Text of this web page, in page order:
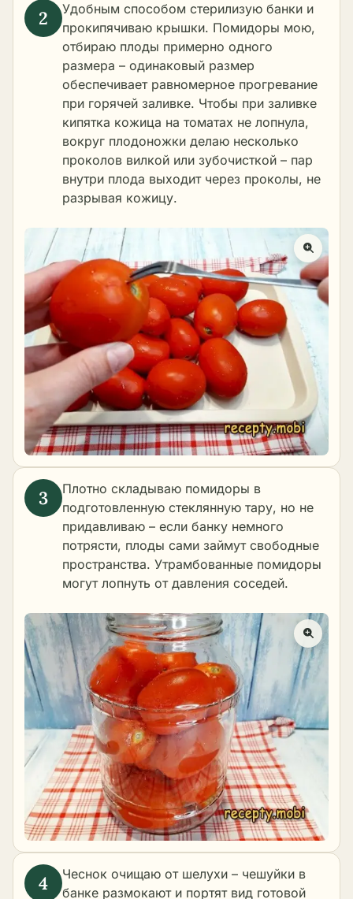
Удобным способом стерилизую банки и
прокипячиваю крышки. Помидоры мою,
отбираю плоды примерно одного
размера – одинаковый размер
обеспечивает равномерное прогревание
при горячей заливке. Чтобы при заливке
кипятка кожица на томатах не лопнула,
вокруг плодоножки делаю несколько
проколов вилкой или зубочисткой – пар
внутри плода выходит через проколы, не
разрывая кожицу.
Плотно складываю помидоры в
подготовленную стеклянную тару, но не
придавливаю – если банку немного
потрясти, плоды сами займут свободные
пространства. Утрамбованные помидоры
могут лопнуть от давления соседей.
Чеснок очищаю от шелухи – чешуйки в
банке размокают и портят вид готовой